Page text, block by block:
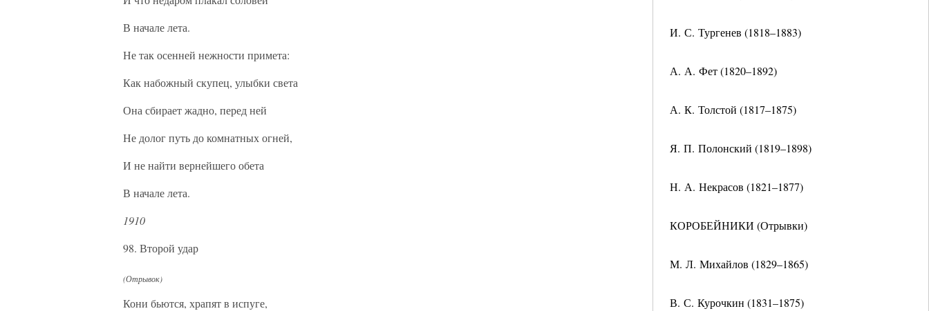
И. С. Тургенев (1818–1883)
А. А. Фет (1820–1892)
А. К. Толстой (1817–1875)
Я. П. Полонский (1819–1898)
Н. А. Некрасов (1821–1877)
КОРОБЕЙНИКИ (Отрывки)
М. Л. Михайлов (1829–1865)
В. С. Курочкин (1831–1875)
В начале лета.
Не так осенней нежности примета:
Как набожный скупец, улыбки света
Она сбирает жадно, перед ней
Не долог путь до комнатных огней,
И не найти вернейшего обета
В начале лета.
1910
98. Второй удар
(Отрывок)
Кони бьются, храпят в испуге,